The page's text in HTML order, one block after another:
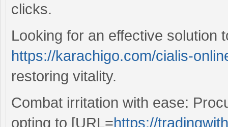
clicks.
Looking for an effective solution
https://karachigo.com/cialis-
restoring vitality.
Combat irritation with ease:
opting to [URL=https://